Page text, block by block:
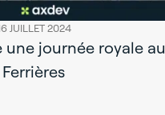
JUILLET 2024
une journée royale au